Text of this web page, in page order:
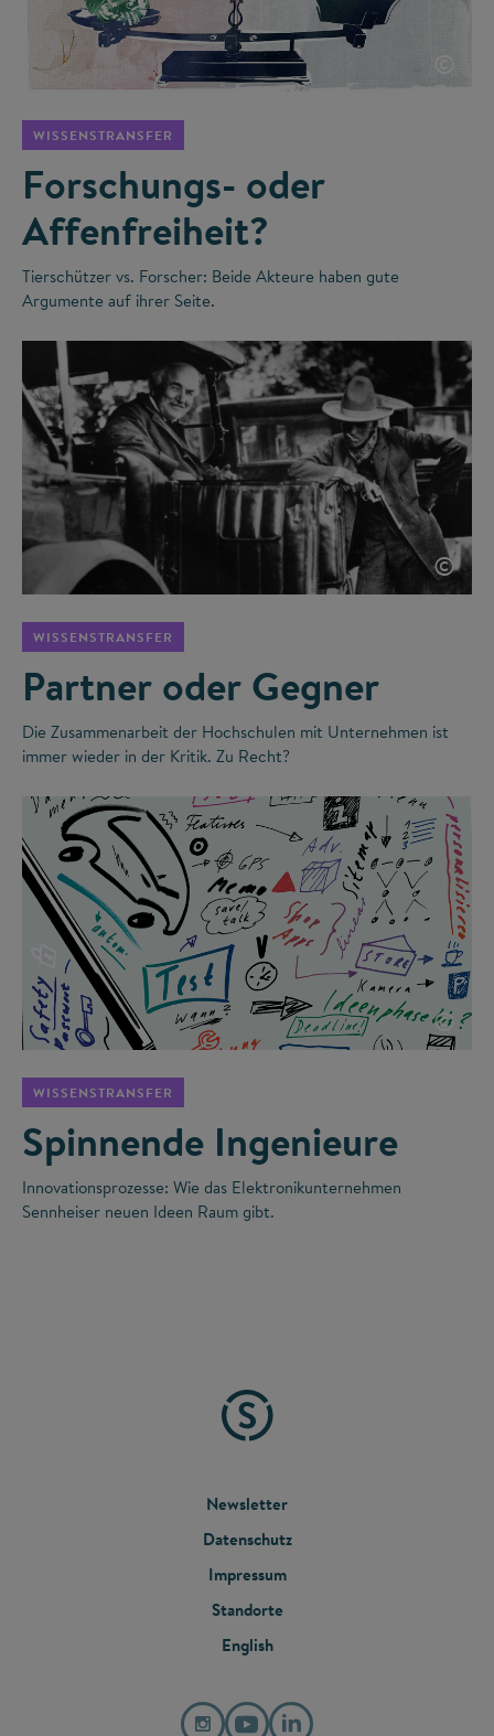
©
WISSENSTRANSFER
Forschungs- oder
Affenfreiheit?
Tierschützer vs. Forscher: Beide Akteure haben gute
Argumente auf ihrer Seite.
©
WISSENSTRANSFER
Partner oder Gegner
Die Zusammenarbeit der Hochschulen mit Unternehmen ist
immer wieder in der Kritik. Zu Recht?
©
WISSENSTRANSFER
Spinnende Ingenieure
Innovationsprozesse: Wie das Elektronikunternehmen
Sennheiser neuen Ideen Raum gibt.
FOOTER
MENU
Newsletter
Datenschutz
Impressum
Standorte
English